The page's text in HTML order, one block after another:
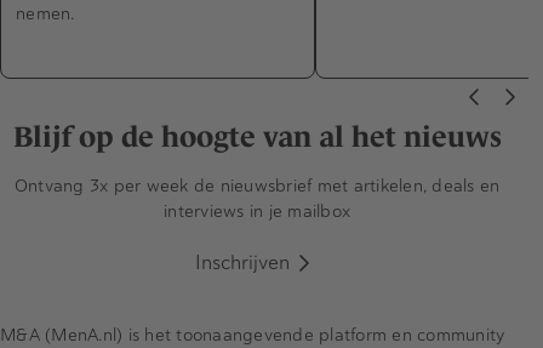
nemen.
Blijf op de hoogte van al het nieuws
Ontvang 3x per week de nieuwsbrief met artikelen, deals en
interviews in je mailbox
Inschrijven
M&A (MenA.nl) is het toonaangevende platform en community